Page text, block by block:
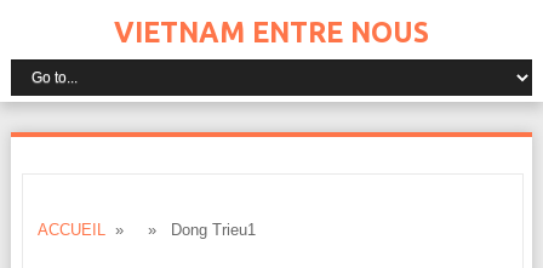
VIETNAM ENTRE NOUS
ACCUEIL» » Dong Trieu1